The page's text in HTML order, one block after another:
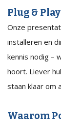
Plug &
Onze
installeren en
kennis nodig –
hoort. Liever
staan klaar om
Waarom